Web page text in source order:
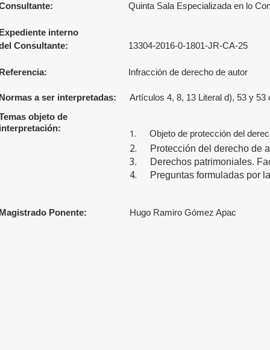
Quinta Sala Especializada en lo
interno
Consultante:
13304-2016-0-1801-JR-CA-25
Infracción de derecho de autor
a ser interpretadas:
Artículos 4, 8, 13 Literal d), 53 y
objeto de
1. Objeto de protección del
2. Protección del derecho de
3. Derechos patrimoniales.
4. Preguntas formuladas por
Ponente: Hugo Ramiro Gómez Apac